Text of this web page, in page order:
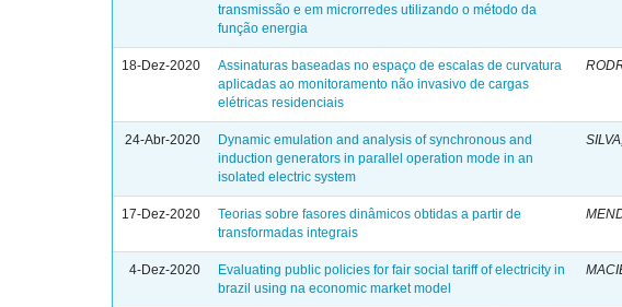
transmissão e em microrredes utilizando o método da
função energia
18-Dez-2020
Assinaturas baseadas no espaço de escalas de curvatura
aplicadas ao monitoramento não invasivo de cargas
elétricas residenciais
24-Abr-2020
Dynamic emulation and analysis of synchronous and
induction generators in parallel operation mode in an
isolated electric system
17-Dez-2020
Teorias sobre fasores dinâmicos obtidas a partir de
transformadas integrais
4-Dez-2020
Evaluating public policies for fair social tariff of electricity in
brazil using na economic market model